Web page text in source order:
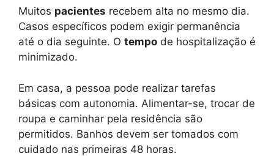
Muitos pacientes recebem alta no mesmo dia.
Casos específicos podem exigir permanência
até o dia seguinte. O tempo de hospitalização é
minimizado.
Em casa, a pessoa pode realizar tarefas
básicas com autonomia. Alimentar-se, trocar de
roupa e caminhar pela residência são
permitidos. Banhos devem ser tomados com
cuidado nas primeiras 48 horas.